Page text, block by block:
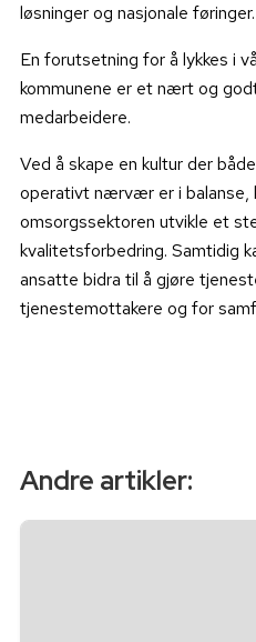
løsninger og nasjonale føringer.
En forutsetning for å lykkes i
kommunene er et nært og
medarbeidere.
Ved å skape en kultur der
operativt nærvær er i balanse,
omsorgssektoren utvikle et
kvalitetsforbedring. Samtidig
ansatte bidra til å gjøre
tjenestemottakere og for
Andre artikler: